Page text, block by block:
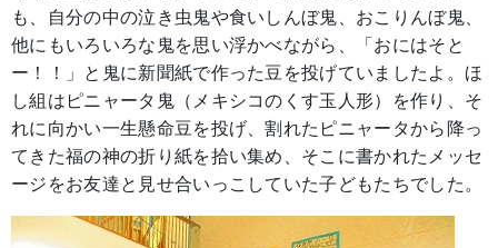
も、自分の中の泣き虫鬼や食いしんぼ鬼、おこりんぼ鬼、
他にもいろいろな鬼を思い浮かべながら、「おにはそと
ー！！」と鬼に新聞紙で作った豆を投げていましたよ。ほ
し組はピニャータ鬼（メキシコのくす玉人形）を作り、そ
れに向かい一生懸命豆を投げ、割れたピニャータから降っ
てきた福の神の折り紙を拾い集め、そこに書かれたメッセ
ージをお友達と見せ合いっこしていた子どもたちでした。